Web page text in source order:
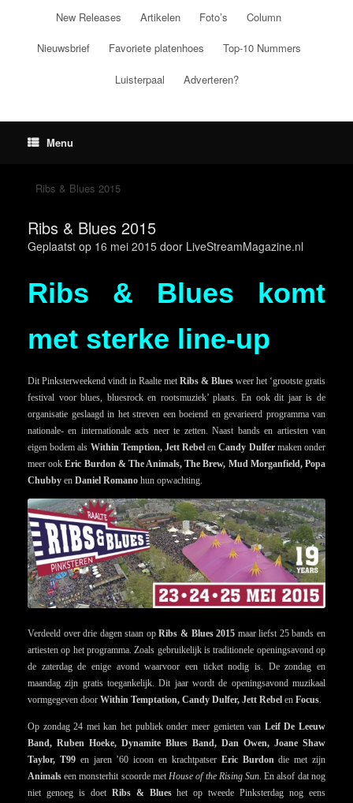
New Releases Artikelen Foto’s Column
Nieuwsbrief Favoriete platenhoes Top-10 Nummers
Luisterpaal Adverteren?
Menu
Ribs & Blues 2015
Ribs & Blues 2015
Geplaatst op 16 mei 2015 door LiveStreamMagazine.nl
Ribs & Blues komt
met sterke line-up
Dit Pinksterweekend vindt in Raalte met Ribs & Blues weer het ‘grootste gratis
festival voor blues, bluesrock en rootsmuziek’ plaats. En ook dit jaar is de
organisatie geslaagd in het streven een boeiend en gevarieerd programma van
nationale- en internationale acts neer te zetten. Naast bands en artiesten van
eigen bodem als Within Temption, Jett Rebelen Candy Dulfermaken onder
meer ook Eric Burdon & The Animals, The Brew, Mud Morganfield, Popa
Chubby en Daniel Romano hun opwachting.
Verdeeld over drie dagen staan opRibs & Blues 2015 maar liefst 25 bands en
artiesten op het programma. Zoals gebruikelijk is traditionele openingsavond op
de zaterdag de enige avond waarvoor een ticket nodig is. De zondag en
maandag zijn gratis toegankelijk. Dit jaar wordt de openingsavond muzikaal
vormgegeven door Within Temptation, Candy Dulfer, Jett Rebel en Focus.
Op zondag 24 mei kan het publiek onder meer genieten van Leif De Leeuw
Band, Ruben Hoeke, Dynamite Blues Band, Dan Owen, Joane Shaw
Taylor, T99en jaren ’60 icoon en krachtpatserEric Burdondie met zijn
Animals een monsterhit scoorde metHouse of the Rising Sun. En alsof dat nog
niet genoeg is doet Ribs & Blueshet op tweede Pinksterdag nog eens